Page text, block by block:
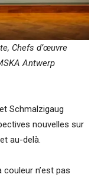
Chefs d’œuvre
Antwerp
Schmalzigaug
nouvelles sur
au-delà.
n’est pas